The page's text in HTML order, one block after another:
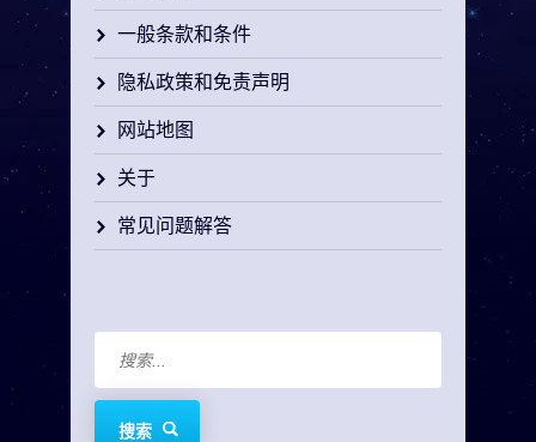
一般条款和条件
隐私政策和免责声明
网站地图
关于
常见问题解答
搜索